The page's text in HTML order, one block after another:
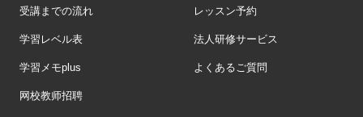
受講までの流れ レッスン予約
学習レベル表 法人研修サービス
学習メモplus よくあるご質問
网校教师招聘